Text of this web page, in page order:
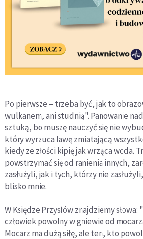
Po pierwsze – trzeba być, jak to
wulkanem, ani studnią". Panowanie
sztuką, bo muszę nauczyć się nie
który wyrzuca lawę zmiatającą
kiedy ze złości kipię jak wrząca woda.
powstrzymać się od ranienia innych,
zasłużyli, jak i tych, którzy nie
blisko mnie.
W Księdze Przysłów znajdziemy słowa:
człowiek powolny w gniewie od
Mocarz ma dużą siłę, ale ten, kto